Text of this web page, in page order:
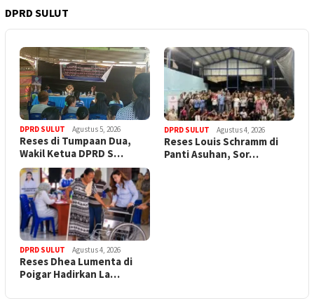
DPRD SULUT
DPRD SULUT Agustus 5, 2026
Reses di Tumpaan Dua,
Wakil Ketua DPRD S…
DPRD SULUT Agustus 4, 2026
Reses Louis Schramm di
Panti Asuhan, Sor…
DPRD SULUT Agustus 4, 2026
Reses Dhea Lumenta di
Poigar Hadirkan La…